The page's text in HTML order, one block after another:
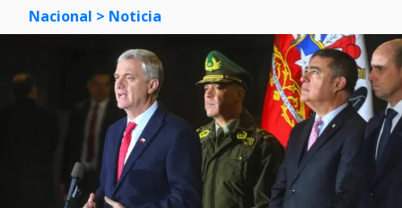
Nacional > Noticia